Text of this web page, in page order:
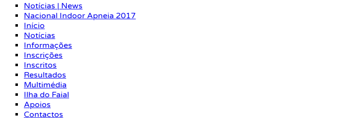
Notícias | News
Nacional Indoor Apneia 2017
Início
Notícias
Informações
Inscrições
Inscritos
Resultados
Multimédia
Ilha do Faial
Apoios
Contactos